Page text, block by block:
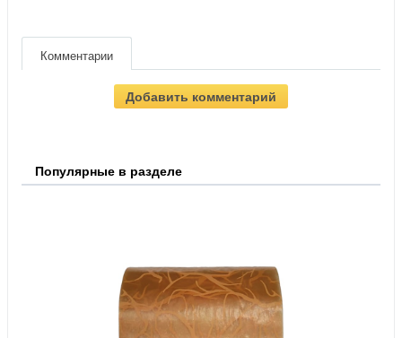
Комментарии
Добавить комментарий
Популярные в разделе